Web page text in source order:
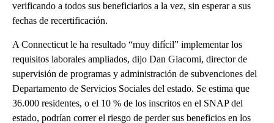
verificando a todos sus beneficiarios a la vez, sin esperar a sus
fechas de recertificación.
A Connecticut le ha resultado “muy difícil” implementar los
requisitos laborales ampliados, dijo Dan Giacomi, director de
supervisión de programas y administración de subvenciones del
Departamento de Servicios Sociales del estado. Se estima que
36.000 residentes, o el 10 % de los inscritos en el SNAP del
estado, podrían correr el riesgo de perder sus beneficios en los